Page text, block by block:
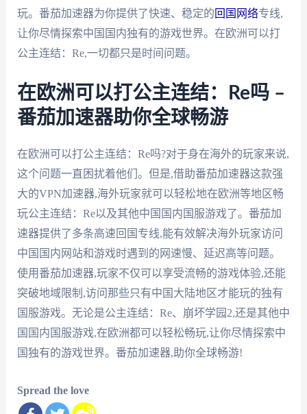
玩。番茄加速器为你提供了快速、稳定的回国网络专线,
让你尽情探索中国国内独有的游戏世界。在欧洲可以打
公主连结：Re,一切都只是时间问题。
在欧洲可以打公主连结：Re吗 –
番茄加速器助你全球畅游
在欧洲可以打公主连结：Re吗?对于身在海外的玩家来说,
这个问题一直困扰着他们。但是,借助番茄加速器这款强
大的VPN加速器,海外玩家就可以轻松地在欧洲等地区畅
玩公主连结：Re以及其他中国国内国服游戏了。番茄加
速器提供了多条高速回国专线,能有效解决海外玩家访问
中国国内网站和游戏时遇到的网速慢、延迟高等问题。
使用番茄加速器,玩家不仅可以享受流畅的游戏体验,还能
突破地域限制,访问那些只有中国大陆地区才能玩的独有
国服游戏。无论是公主连结：Re、崩坏学园2,还是其他中
国国内国服游戏,在欧洲都可以轻松畅玩,让你尽情探索中
国独有的游戏世界。番茄加速器,助你全球畅游!
Spread the love